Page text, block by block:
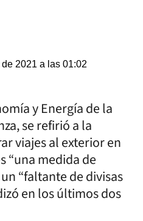
2021 a las 01:02
y Energía de la
se refirió a la
viajes al exterior en
“una medida de
“faltante de divisas
en los últimos dos